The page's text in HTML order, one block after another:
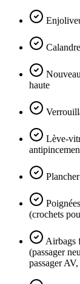
haute
Lève-
(crochets
Airbags
(passager
passager